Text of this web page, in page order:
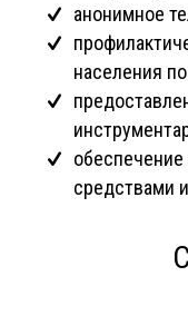
анонимное
населения
средствами